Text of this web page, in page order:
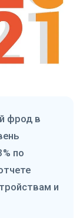
фрод в
по
и